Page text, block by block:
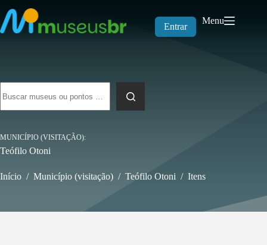
para
o
conteúdo
Entrar
Menu
resultados
MUNICÍPIO (VISITAÇÃO)
Teófilo Otoni
Início / Município (visitação) / Teófilo Otoni / Itens